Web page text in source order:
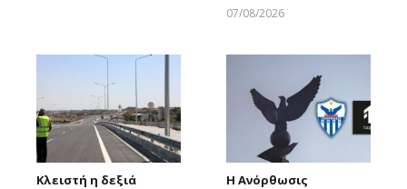
07/08/2026
Κλειστή η δεξιά
Η Ανόρθωσις